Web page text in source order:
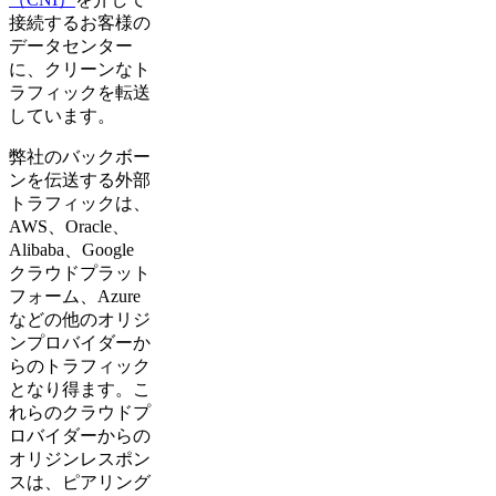
接続するお客様の
データセンター
に、クリーンなト
ラフィックを転送
しています。
弊社のバックボー
ンを伝送する外部
トラフィックは、
AWS、Oracle、
Alibaba、Google
クラウドプラット
フォーム、Azure
などの他のオリジ
ンプロバイダーか
らのトラフィック
となり得ます。こ
れらのクラウドプ
ロバイダーからの
オリジンレスポン
スは、ピアリング